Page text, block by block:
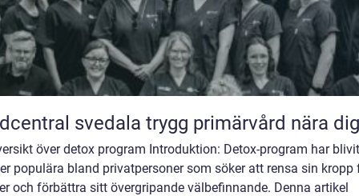
Vårdcentral svedala trygg primärvård nära dig
över detox program Introduktion: Detox-program har blivit
populära bland privatpersoner som söker att rensa sin kropp
och förbättra sitt övergripande välbefinnande. Denna artikel